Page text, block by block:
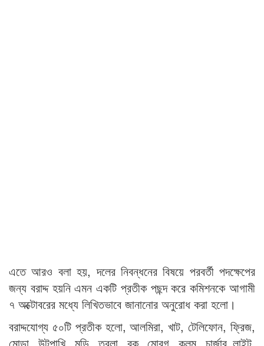
এতে আরও বলা হয়, দলের নিবন্ধনের বিষয়ে পরবর্তী পদক্ষেপের
জন্য বরাদ্দ হয়নি এমন একটি প্রতীক পছন্দ করে কমিশনকে আগামী
৭ অক্টোবরের মধ্যে লিখিতভাবে জানানোর অনুরোধ করা হলো।
বরাদ্দযোগ্য ৫০টি প্রতীক হলো, আলমিরা, খাট, টেলিফোন, ফ্রিজ,